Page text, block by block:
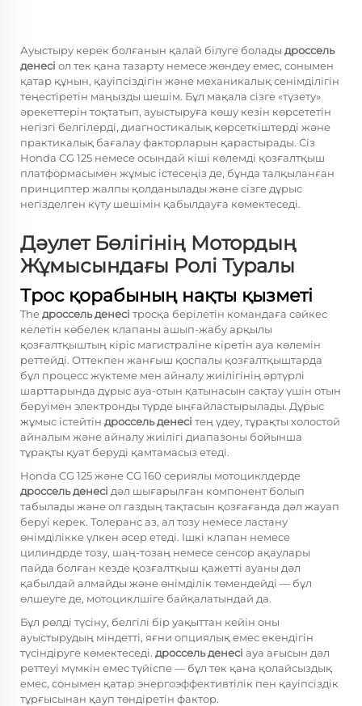
Ауыстыру керек болғанын қалай білуге болады дроссель
денесі ол тек қана тазарту немесе жөндеу емес, сонымен
қатар құнын, қауіпсіздігін және механикалық сенімділігін
теңестіретін маңызды шешім. Бұл мақала сізге «түзету»
әрекеттерін тоқтатып, ауыстыруға көшу кезін көрсететін
негізгі белгілерді, диагностикалық көрсеткіштерді және
практикалық бағалау факторларын қарастырады. Сіз
Honda CG 125 немесе осындай кіші көлемді қозғалтқыш
платформасымен жұмыс істесеңіз де, бұнда талқыланған
принциптер жалпы қолданылады және сізге дұрыс
негізделген күту шешімін қабылдауға көмектеседі.
Дәулет Бөлігінің Мотордың
Жұмысындағы Ролі Туралы
Трос қорабының нақты қызметі
Theдроссель денесі тросқа берілетін командаға сәйкес
келетін көбелек клапаны ашып-жабу арқылы
қозғалтқыштың кіріс магистраліне кіретін ауа көлемін
реттейді. Оттекпен жанғыш қоспалы қозғалтқыштарда
бұл процесс жүктеме мен айналу жиілігінің әртүрлі
шарттарында дұрыс ауа-отын қатынасын сақтау үшін отын
беруімен электронды түрде ыңғайластырылады. Дұрыс
жұмыс істейтін дроссель денесі тең үдеу, тұрақты холостой
айналым және айналу жиілігі диапазоны бойынша
тұрақты қуат беруді қамтамасыз етеді.
Honda CG 125 және CG 160 сериялы мотоциклдерде
дроссель денесі дәл шығарылған компонент болып
табылады және ол газдың тақтасын қозғағанда дәл жауап
беруі керек. Толеранс аз, ал тозу немесе ластану
өнімділікке үлкен әсер етеді. Ішкі клапан немесе
цилиндрде тозу, шаң-тозаң немесе сенсор ақаулары
пайда болған кезде қозғалтқыш қажетті ауаны дәл
қабылдай алмайды және өнімділік төмендейді — бұл
өлшеуге де, мотоциклшіге байқалатындай да.
Бұл рөлді түсіну, белгілі бір уақыттан кейін оны
ауыстырудың міндетті, яғни опциялық емес екендігін
түсіндіруге көмектеседі. дроссель денесі ауа ағысын дәл
реттеуі мүмкін емес түйіспе — бұл тек қана қолайсыздық
емес, сонымен қатар энергоэффективтілік пен қауіпсіздік
тұрғысынан қауп төндіретін фактор.